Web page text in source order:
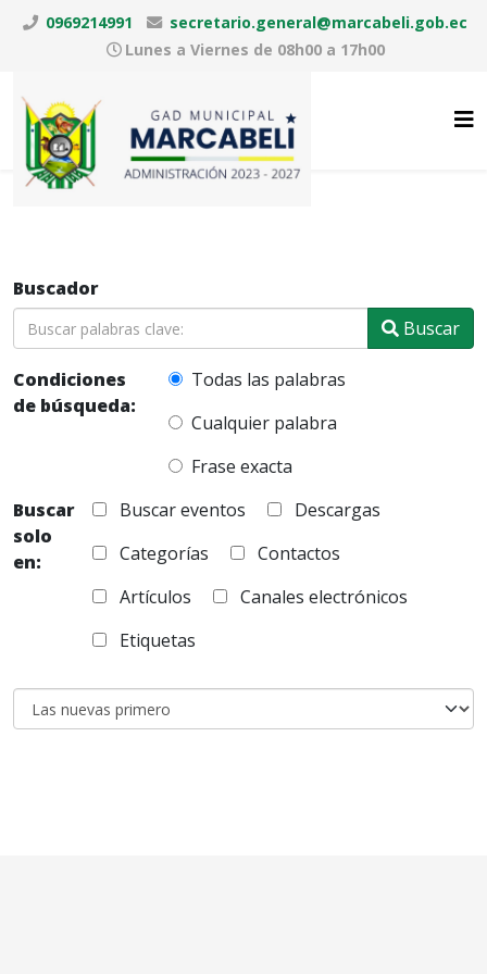
0969214991
secretario.general@marcabeli.gob.ec
Lunes a Viernes de 08h00 a 17h00
Buscador
Buscar
Condiciones
de búsqueda:
Todas las palabras
Cualquier palabra
Frase exacta
Buscar
solo
en:
Buscar eventos
Descargas
Categorías
Contactos
Artículos
Canales electrónicos
Etiquetas